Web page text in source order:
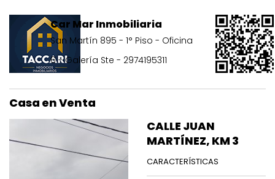
Car Mar Inmobiliaria
San Martín 895 - 1° Piso - Oficina
6 - Galería Ste - 2974195311
Casa en Venta
CALLE JUAN
MARTÍNEZ, KM 3
CARACTERÍSTICAS